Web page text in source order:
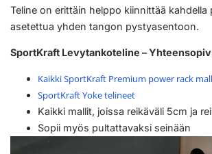
Teline on erittäin helppo kiinnittää kahdella
asetettua yhden tangon pystyasentoon.
SportKraft Levytankoteline –
Kaikki SportKraft Premium power rack
SportKraft Yoke telineet
Kaikki mallit, joissa reikäväli 5cm ja
Sopii myös pultattavaksi seinään